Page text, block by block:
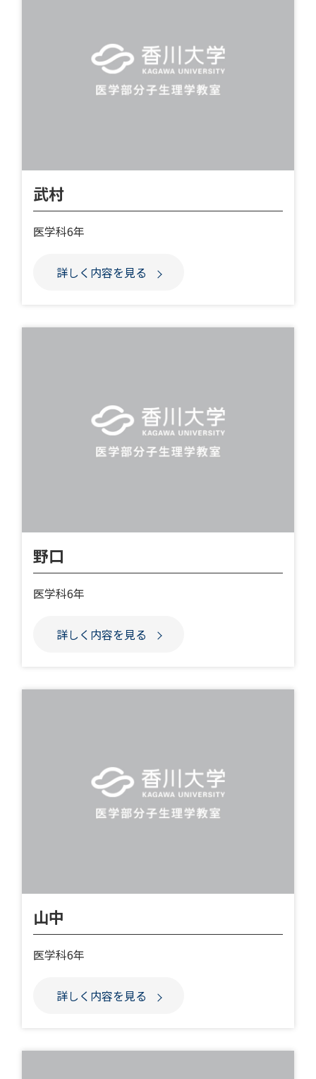
武村
医学科6年
詳しく内容を見る
野口
医学科6年
詳しく内容を見る
山中
医学科6年
詳しく内容を見る